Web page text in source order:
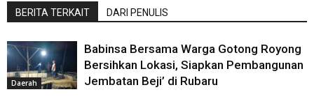
BERITA TERKAIT DARI PENULIS
Daerah
Babinsa Bersama Warga Gotong Royong
Bersihkan Lokasi, Siapkan Pembangunan
Jembatan Beji’ di Rubaru